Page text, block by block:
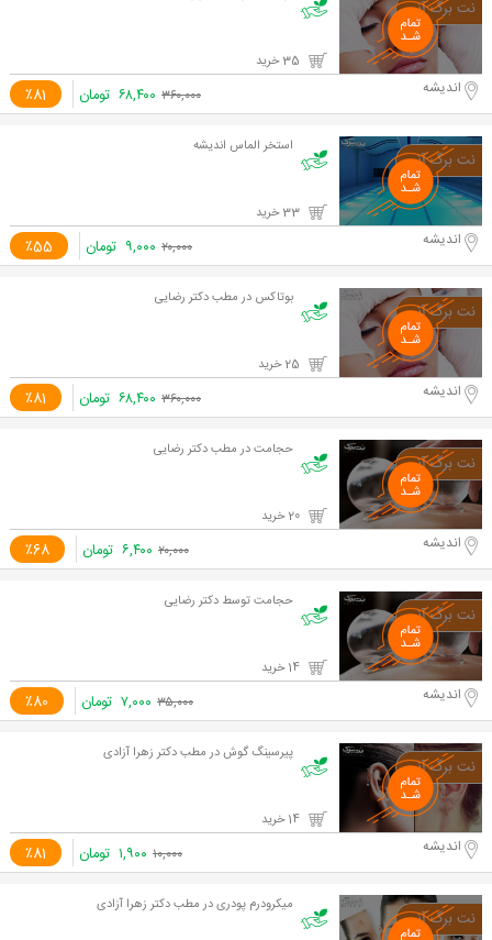
٪81 اندیشه ۳۶۰,۰۰۰ ۶۸,۴۰۰ تومان
استخر الماس اندیشه
٪55 اندیشه ۲۰,۰۰۰ ۹,۰۰۰ تومان
بوتاکس در مطب دکتر رضایی
٪81 اندیشه ۳۶۰,۰۰۰ ۶۸,۴۰۰ تومان
حجامت در مطب دکتر رضایی
٪68 اندیشه ۲۰,۰۰۰ ۶,۴۰۰ تومان
حجامت توسط دکتر رضایی
٪80 اندیشه ۳۵,۰۰۰ ۷,۰۰۰ تومان
پیرسینگ گوش در مطب دکتر زهرا آزادی
٪81 اندیشه ۱۰,۰۰۰ ۱,۹۰۰ تومان
میکرودرم پودری در مطب دکتر زهرا آزادی